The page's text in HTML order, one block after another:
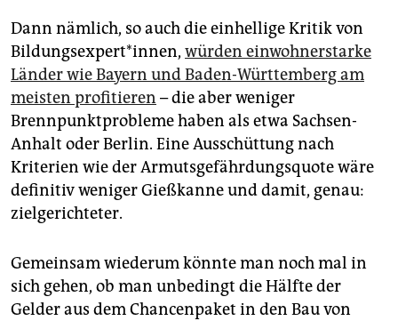
Dann nämlich, so auch die einhellige Kritik von
Bildungsexpert*innen, würden einwohnerstarke
Länder wie Bayern und Baden-Württemberg am
meisten profitieren – die aber weniger
Brennpunktprobleme haben als etwa Sachsen-
Anhalt oder Berlin. Eine Ausschüttung nach
Kriterien wie der Armutsgefährdungsquote wäre
definitiv weniger Gießkanne und damit, genau:
zielgerichteter.
Gemeinsam wiederum könnte man noch mal in
sich gehen, ob man unbedingt die Hälfte der
Gelder aus dem Chancenpaket in den Bau von